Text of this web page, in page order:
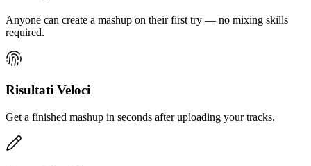
Anyone can create a mashup on their first try — no mixing skills
required.
Risultati Veloci
Get a finished mashup in seconds after uploading your tracks.